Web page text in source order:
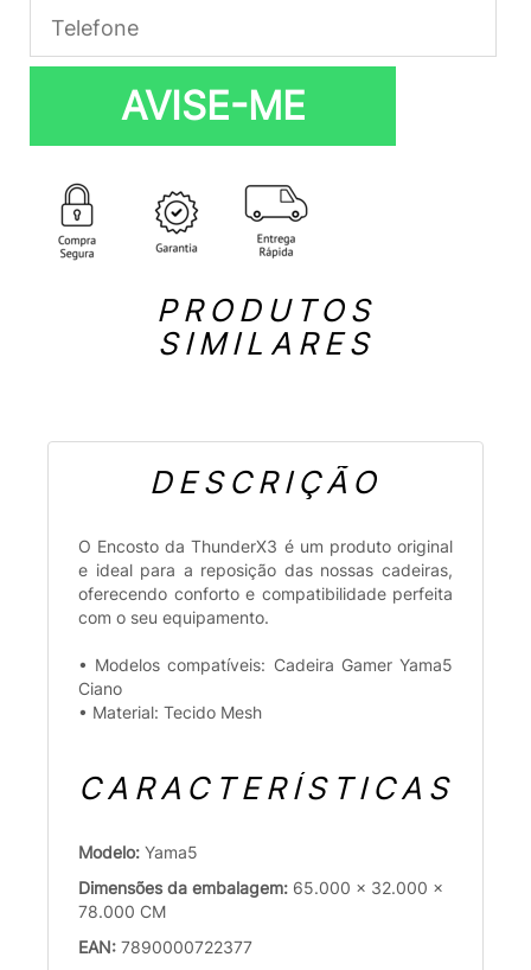
AVISE-ME
PRODUTOS
SIMILARES
DESCRIÇÃO
O Encosto da ThunderX3 é um produto original
e ideal para a reposição das nossas cadeiras,
oferecendo conforto e compatibilidade perfeita
com o seu equipamento.
• Modelos compatíveis: Cadeira Gamer Yama5
Ciano
• Material: Tecido Mesh
CARACTERÍSTICAS
Modelo: Yama5
Dimensões da embalagem: 65.000 x 32.000 x
78.000 CM
EAN: 7890000722377